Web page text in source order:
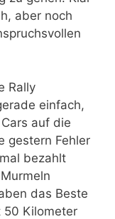
aber noch
Rally
einfach,
auf die
gestern Fehler
bezahlt
das Beste
50 Kilometer